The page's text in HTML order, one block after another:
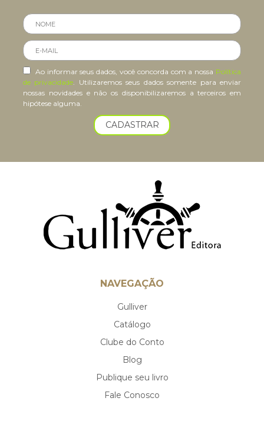
Ao informar seus dados, você concorda com a nossa Política
de privacidade. Utilizaremos seus dados somente para enviar
nossas novidades e não os disponibilizaremos a terceiros em
hipótese alguma.
CADASTRAR
NAVEGAÇÃO
Gulliver
Catálogo
Clube do Conto
Blog
Publique seu livro
Fale Conosco